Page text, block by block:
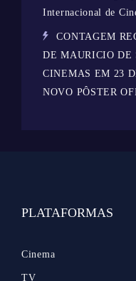
Internacional de
CONTAGEM
DE MAURICIO DE
CINEMAS EM 23
NOVO PÔSTER
PLATAFORMAS
Cinema
TV